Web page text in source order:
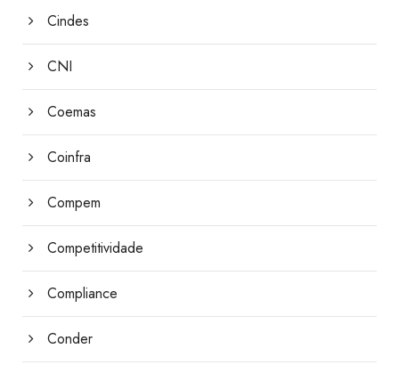
Cindes
CNI
Coemas
Coinfra
Compem
Competitividade
Compliance
Conder